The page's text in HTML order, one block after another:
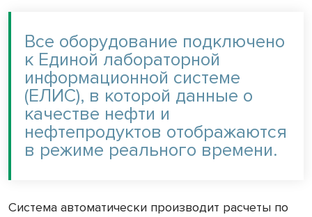
Все оборудование подключено
к Единой лабораторной
информационной системе
(ЕЛИС), в которой данные о
качестве нефти и
нефтепродуктов отображаются
в режиме реального времени.
Система автоматически производит расчеты по